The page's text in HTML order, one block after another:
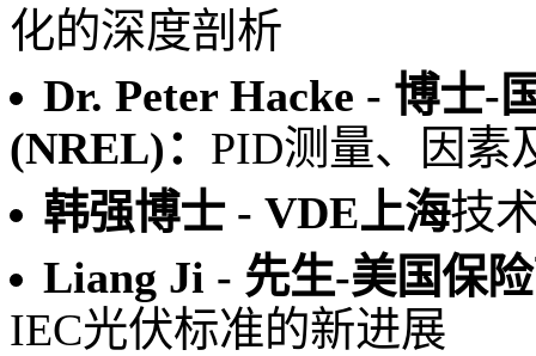
化的深度剖析
Dr. Peter Hacke - 博士-
(NREL)： PID测量、因素
韩强博士 - VDE上海技
Liang Ji - 先生-美国保
IEC光伏标准的新进展